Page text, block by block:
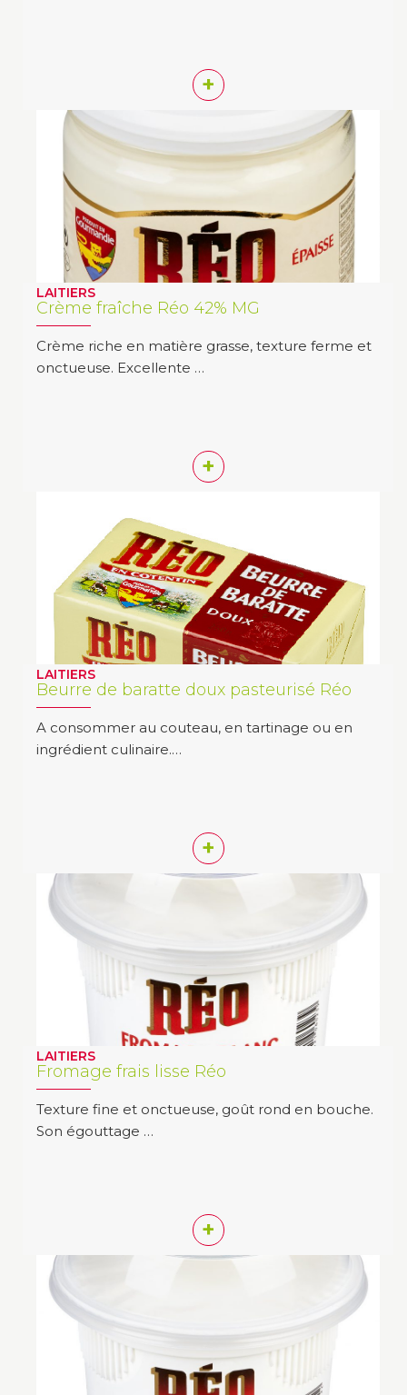
+
LAITIERS
Crème fraîche Réo 42% MG
Crème riche en matière grasse, texture ferme et
onctueuse. Excellente …
+
LAITIERS
Beurre de baratte doux pasteurisé Réo
A consommer au couteau, en tartinage ou en
ingrédient culinaire.…
+
LAITIERS
Fromage frais lisse Réo
Texture fine et onctueuse, goût rond en bouche.
Son égouttage …
+